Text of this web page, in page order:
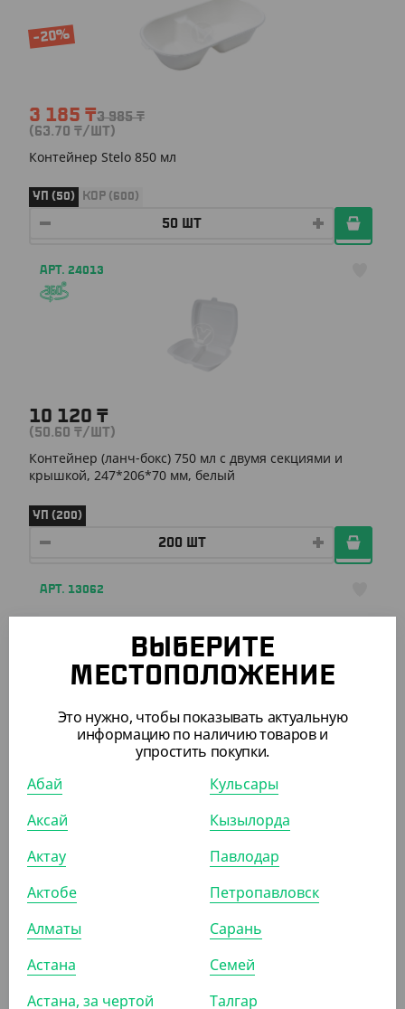
-20%
3 185 ₸3 985₸
(63.70 ₸/ШТ)
Контейнер Stelo 850 мл
УП (50) КОР (600)
АРТ. 24013
10 120 ₸
(50.60 ₸/ШТ)
Контейнер (ланч-бокс) 750 мл с двумя секциями и
крышкой, 247*206*70 мм, белый
УП (200)
АРТ. 13062
₸850₸
Вилка фуршетная, прозрачная, 100 мм, Buffet
УП (50)
ПОХОЖИЕ ТОВАРЫ
АРТ. 33140
ВЫБЕРИТЕ
МЕСТОПОЛОЖЕНИЕ
Это нужно, чтобы показывать актуальную
информацию по наличию товаров и
упростить покупки.
Абай
Аксай
Актау
Актобе
Алматы
Астана
Астана, за чертой
Кульсары
Кызылорда
Павлодар
Петропавловск
Сарань
Семей
Талгар